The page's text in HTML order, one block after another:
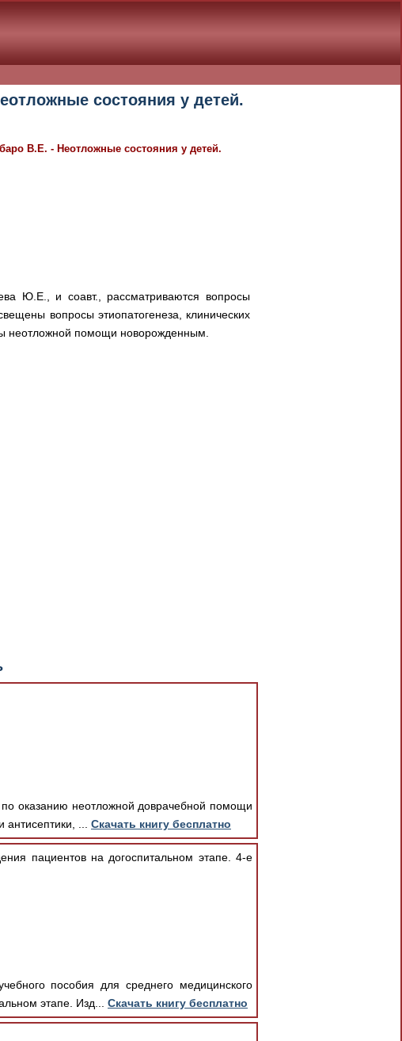
состояния у детей.
В.Е. - Неотложные состояния у детей.
Ю.Е., и соавт., рассматриваются вопросы
вопросы этиопатогенеза, клинических
неотложной помощи новорожденным.
оказанию неотложной доврачебной помощи
... Скачать книгу бесплатно
пациентов на догоспитальном этапе. 4-е
пособия для среднего медицинского
этапе. Изд... Скачать книгу бесплатно